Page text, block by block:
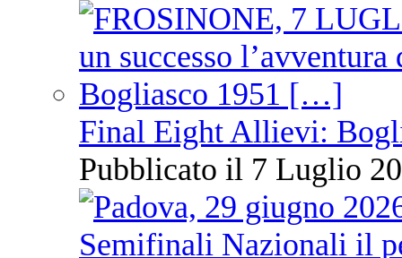
Final Eight Allievi:
Pubblicato il 7 Luglio